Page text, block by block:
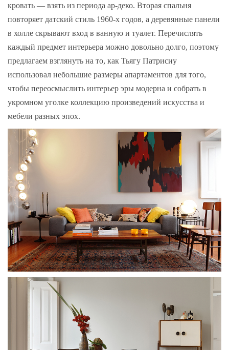
кровать — взять из периода ар-деко. Вторая спальня
повторяет датский стиль 1960-х годов, а деревянные панели
в холле скрывают вход в ванную и туалет. Перечислять
каждый предмет интерьера можно довольно долго, поэтому
предлагаем взглянуть на то, как Тьягу Патрисиу
использовал небольшие размеры апартаментов для того,
чтобы переосмыслить интерьер эры модерна и собрать в
укромном уголке коллекцию произведений искусства и
мебели разных эпох.